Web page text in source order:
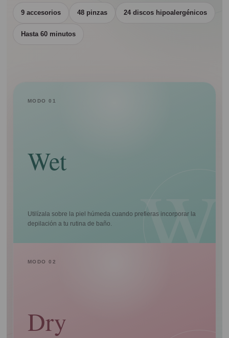
9 accesorios 48 pinzas 24 discos hipoalergénicos
Hasta 60 minutos
MODO 01
Wet
Utilízala sobre la piel húmeda cuando prefieras incorporar la
depilación a tu rutina de baño.
MODO 02
Dry